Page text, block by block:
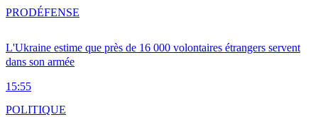
L'Ukraine estime que près de 16 000 volontaires étrangers servent
dans son armée
15:55
PRODÉFENSE
POLITIQUE